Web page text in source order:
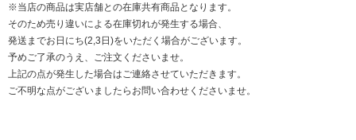
※当店の商品は実店舗との在庫共有商品となります。
そのため売り違いによる在庫切れが発生する場合、
発送までお日にち(2,3日)をいただく場合がございます。
予めご了承のうえ、ご注文くださいませ。
上記の点が発生した場合はご連絡させていただきます。
ご不明な点がございましたらお問い合わせくださいませ。